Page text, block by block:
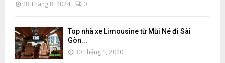
28 Tháng 8, 2024 0
Top nhà xe Limousine từ Mũi Né đi Sài
Gòn...
30 Tháng 1, 2020